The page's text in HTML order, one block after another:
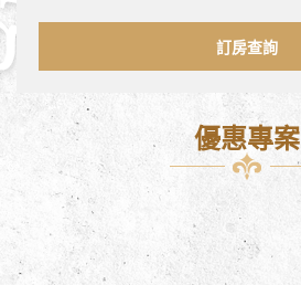
訂房查詢
優惠專案